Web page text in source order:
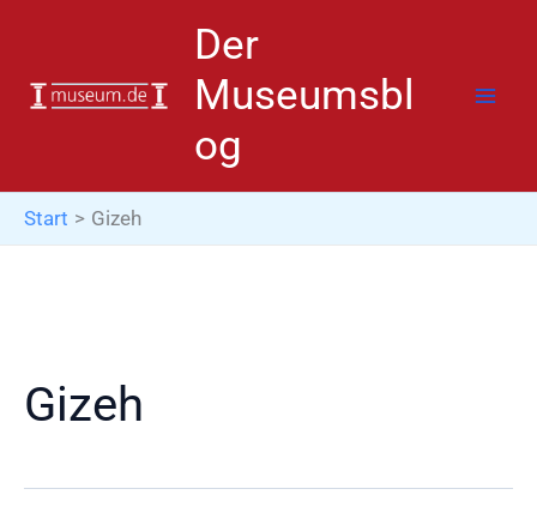
springen
Der
Museumsbl
og
Start Gizeh
Gizeh